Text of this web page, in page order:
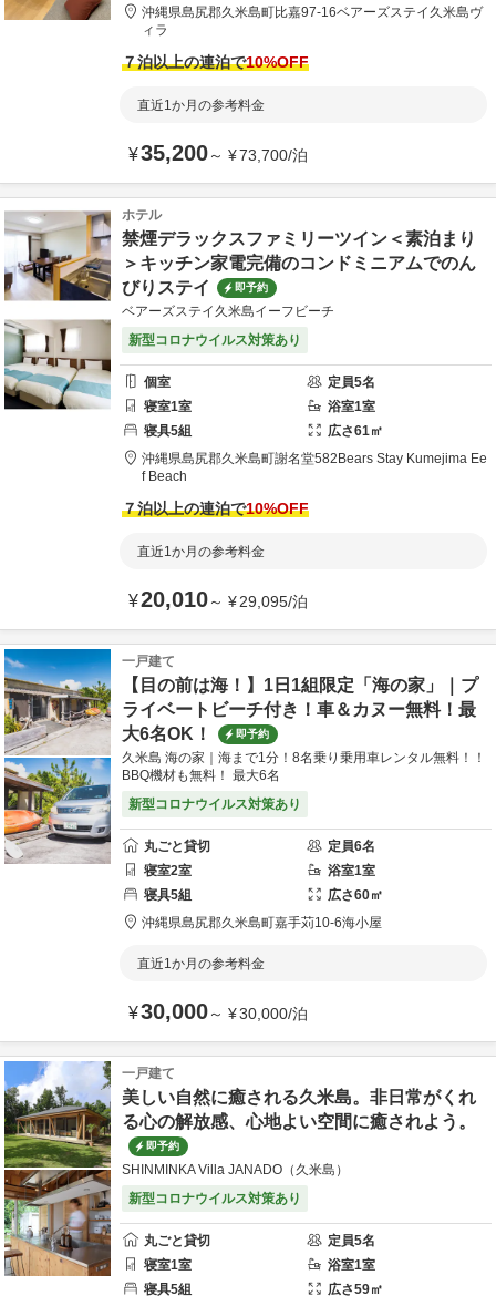
沖縄県島尻郡久米島町比嘉97-16ベアーズステイ久米島ヴ
ィラ
７泊以上の連泊で10%OFF
直近1か月の参考料金
¥35,200～ ¥73,700/泊
ホテル
禁煙デラックスファミリーツイン＜素泊まり
＞キッチン家電完備のコンドミニアムでのん
びりステイ
即予約
ベアーズステイ久米島イーフビーチ
新型コロナウイルス対策あり
個室 定員5名
寝室1室 浴室1室
寝具5組 広さ61㎡
沖縄県島尻郡久米島町謝名堂582 Bears Stay Kumejima Ee
f Beach
７泊以上の連泊で10%OFF
直近1か月の参考料金
¥20,010～ ¥29,095/泊
一戸建て
【目の前は海！】1日1組限定「海の家」｜プ
ライベートビーチ付き！車＆カヌー無料！最
大6名OK！
即予約
久米島 海の家｜海まで1分！8名乗り乗用車レンタル無料！！
BBQ機材も無料！ 最大6名
新型コロナウイルス対策あり
丸ごと貸切 定員6名
寝室2室 浴室1室
寝具5組 広さ60㎡
沖縄県島尻郡久米島町嘉手苅10-6海小屋
直近1か月の参考料金
¥30,000～ ¥30,000/泊
一戸建て
美しい自然に癒される久米島。非日常がくれ
る心の解放感、心地よい空間に癒されよう。
即予約
SHINMINKA Villa JANADO（久米島）
新型コロナウイルス対策あり
丸ごと貸切 定員5名
寝室1室 浴室1室
寝具5組 広さ59㎡